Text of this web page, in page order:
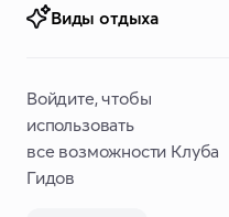
Виды отдыха
Войдите, чтобы
использовать
все возможности Клуба
Гидов